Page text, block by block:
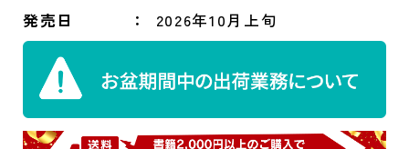
発売日 2026年10月上旬